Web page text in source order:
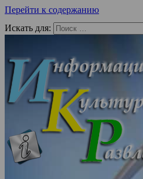
Перейти к содержанию
Искать для: